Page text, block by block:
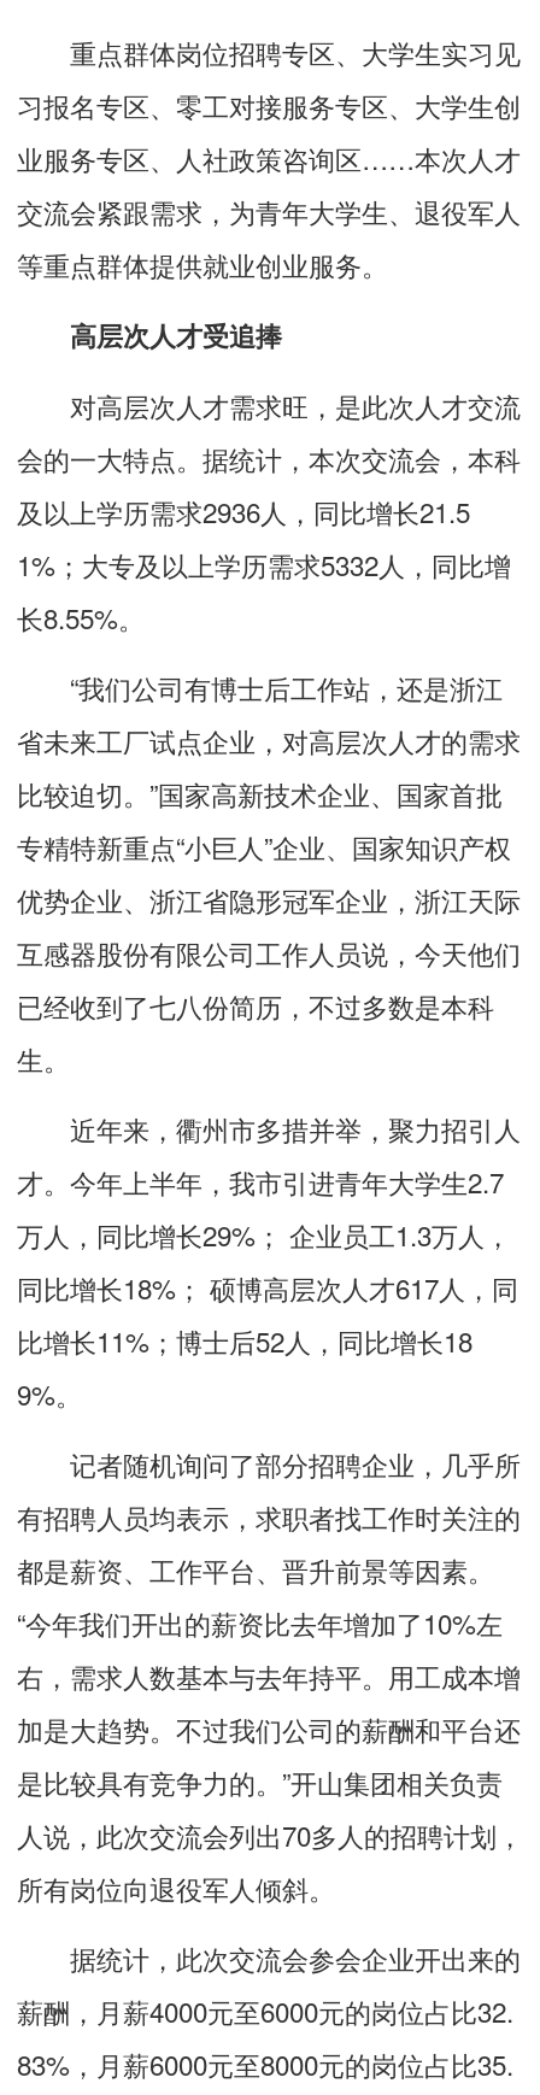
重点群体岗位招聘专区、大学生实习见
习报名专区、零工对接服务专区、大学生创
业服务专区、人社政策咨询区……本次人才
交流会紧跟需求，为青年大学生、退役军人
等重点群体提供就业创业服务。
高层次人才受追捧
对高层次人才需求旺，是此次人才交流
会的一大特点。据统计，本次交流会，本科
及以上学历需求2936人，同比增长21.5
1%；大专及以上学历需求5332人，同比增
长8.55%。
“我们公司有博士后工作站，还是浙江
省未来工厂试点企业，对高层次人才的需求
比较迫切。”国家高新技术企业、国家首批
专精特新重点“小巨人”企业、国家知识产权
优势企业、浙江省隐形冠军企业，浙江天际
互感器股份有限公司工作人员说，今天他们
已经收到了七八份简历，不过多数是本科
生。
近年来，衢州市多措并举，聚力招引人
才。今年上半年，我市引进青年大学生2.7
万人，同比增长29%； 企业员工1.3万人，
同比增长18%； 硕博高层次人才617人，同
比增长11%；博士后52人，同比增长18
9%。
记者随机询问了部分招聘企业，几乎所
有招聘人员均表示，求职者找工作时关注的
都是薪资、工作平台、晋升前景等因素。
“今年我们开出的薪资比去年增加了10%左
右，需求人数基本与去年持平。用工成本增
加是大趋势。不过我们公司的薪酬和平台还
是比较具有竞争力的。”开山集团相关负责
人说，此次交流会列出70多人的招聘计划，
所有岗位向退役军人倾斜。
据统计，此次交流会参会企业开出来的
薪酬，月薪4000元至6000元的岗位占比32.
83%，月薪6000元至8000元的岗位占比35.